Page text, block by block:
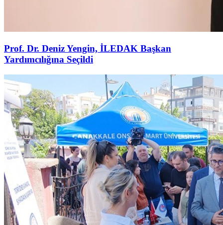
Prof. Dr. Deniz Yengin, İLEDAK Başkan
Yardımcılığına Seçildi